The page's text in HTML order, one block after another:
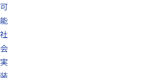
可
能
社
会
実
装